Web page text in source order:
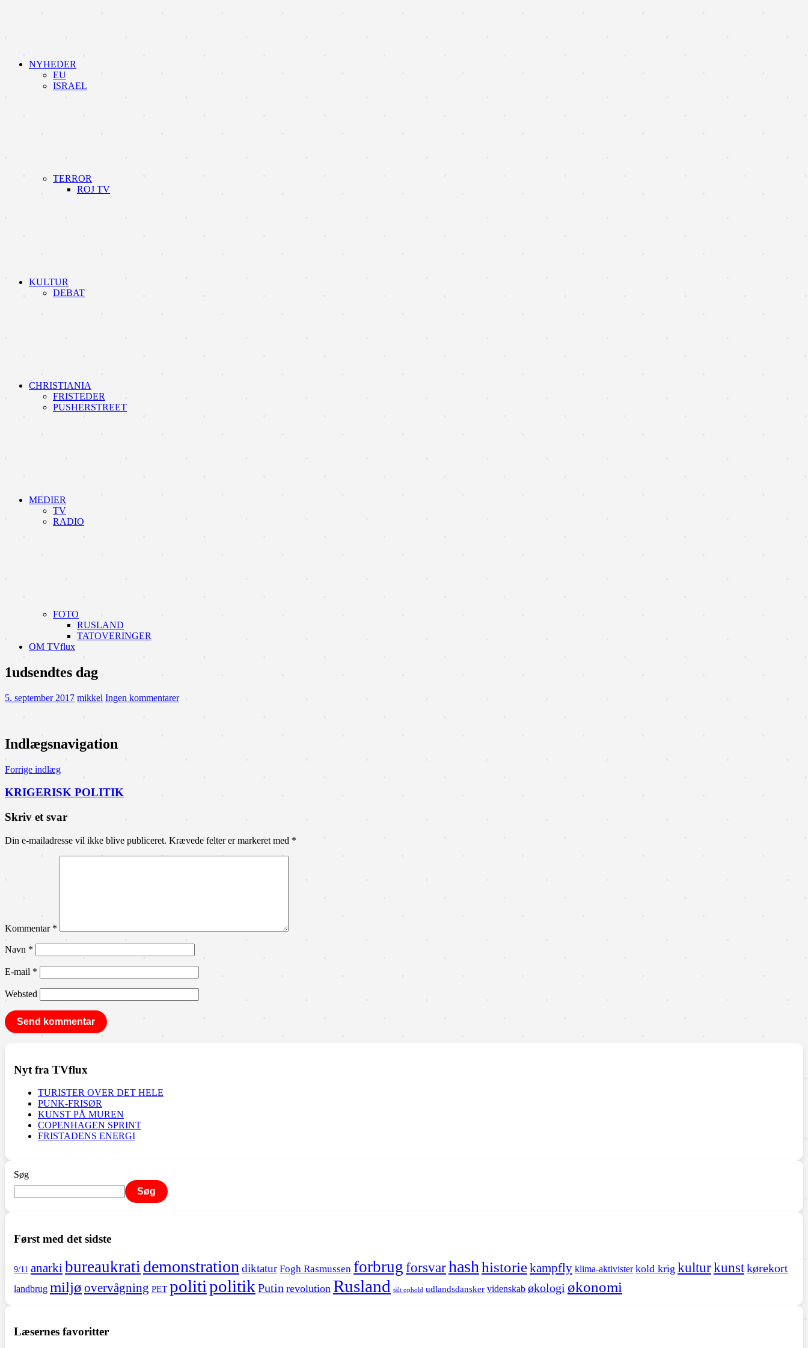
NYHEDER
EU
ISRAEL
TERROR
ROJ TV
KULTUR
DEBAT
CHRISTIANIA
FRISTEDER
PUSHERSTREET
MEDIER
TV
RADIO
FOTO
RUSLAND
TATOVERINGER
OM TVflux
1udsendtes dag
5. september 2017 mikkel Ingen kommentarer
Indlægsnavigation
Forrige indlæg
KRIGERISK POLITIK
Skriv et svar
Din e-mailadresse vil ikke blive publiceret. Krævede felter er markeret med *
Kommentar *
Navn *
E-mail *
Websted
Nyt fra TVflux
TURISTER OVER DET HELE
PUNK-FRISØR
KUNST PÅ MUREN
COPENHAGEN SPRINT
FRISTADENS ENERGI
Søg
Søg
Først med det sidste
9/11 anarki bureaukrati demonstration diktatur Fogh Rasmussen forbrugforsvarhash historiekampfly klima-aktivister kold krig kulturkunstkørekort
landbrug miljø overvågning PET politipolitik Putin revolution Rusland tålt ophold udlandsdansker videnskab økologi økonomi
Læsernes favoritter